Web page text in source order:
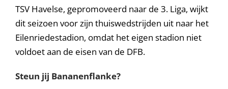
TSV Havelse, gepromoveerd naar de 3. Liga, wijkt
dit seizoen voor zijn thuiswedstrijden uit naar het
Eilenriedestadion, omdat het eigen stadion niet
voldoet aan de eisen van de DFB.
Steun jij Bananenflanke?